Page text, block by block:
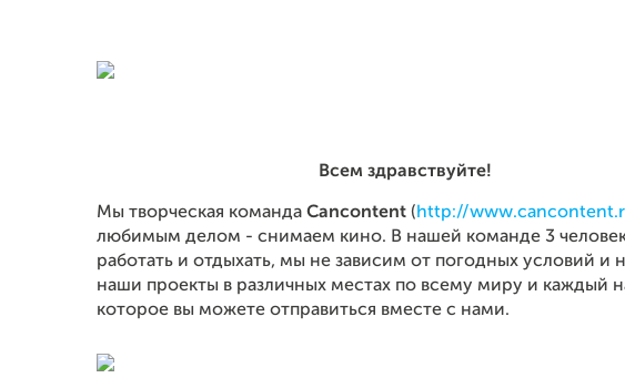
Всем здравствуйте!
Мы творческая команда Cancontent (http://
любимым делом - снимаем кино. В нашей команде 3
работать и отдыхать, мы не зависим от погодных условий
наши проекты в различных местах по всему миру и каждый
которое вы можете отправиться вместе с нами.